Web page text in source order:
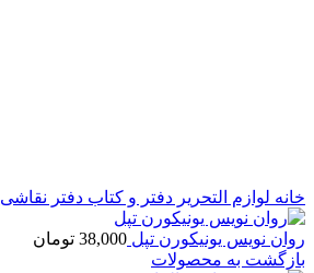
خانه لوازم التحریر دفتر و کتاب دفتر نقاشی
روان نویس یونیکورن تپل 38,000 تومان
بازگشت به محصولات